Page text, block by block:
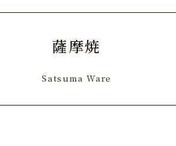
薩摩焼
Satsuma Ware